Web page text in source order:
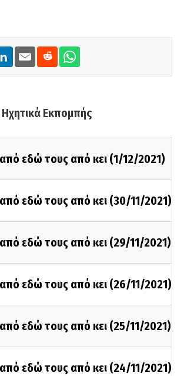
Εκπομπής
εδώ τους από κει (1/12/2021)
εδώ τους από κει (30/11/2021)
εδώ τους από κει (29/11/2021)
εδώ τους από κει (26/11/2021)
εδώ τους από κει (25/11/2021)
εδώ τους από κει (24/11/2021)